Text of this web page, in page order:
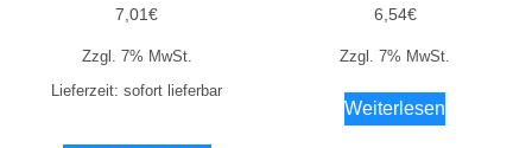
7,01€
Zzgl. 7% MwSt.
Lieferzeit: sofort lieferbar
6,54€
Zzgl. 7% MwSt.
Weiterlesen